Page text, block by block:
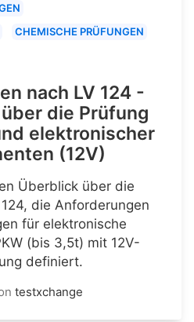
CHEMISCHE PRÜFUNGEN
nach LV 124 -
die Prüfung
elektronischer
(12V)
Überblick über die
die Anforderungen
für elektronische
(bis 3,5t) mit 12V-
definiert.
testxchange